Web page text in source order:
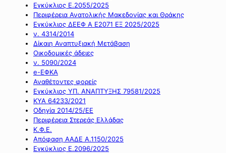
Εγκύκλιος Ε.2055/2025
Περιφέρεια Ανατολικής Μακεδονίας και Θράκης
Εγκύκλιος ΔΕΕΦ Α Ε2071 ΕΞ 2025/2025
ν. 4314/2014
Δίκαιη Αναπτυξιακή Μετάβαση
Οικοδομικές άδειες
ν. 5090/2024
e-ΕΦΚΑ
Αναθέτοντες φορείς
Εγκύκλιος ΥΠ. ΑΝΑΠΤΥΞΗΣ 79581/2025
ΚΥΑ 64233/2021
Οδηγία 2014/25/ΕΕ
Περιφέρεια Στερεάς Ελλάδας
Κ.Φ.Ε.
Απόφαση ΑΑΔΕ Α.1150/2025
Εγκύκλιος Ε.2096/2025